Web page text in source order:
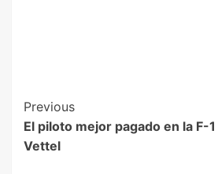
Previous
El piloto mejor pagado en la F-
Vettel